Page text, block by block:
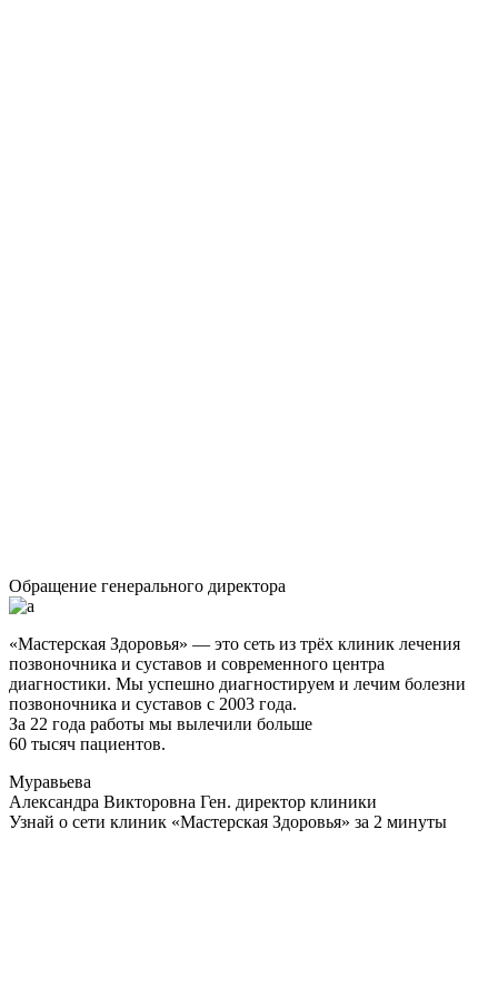
Обращение генерального директора
«Мастерская Здоровья» — это сеть из трёх клиник лечения
позвоночника и суставов и современного центра
диагностики. Мы успешно диагностируем и лечим болезни
позвоночника и суставов с 2003 года.
За 22 года работы мы вылечили больше
60 тысяч пациентов.
Муравьева
Александра Викторовна Ген. директор клиники
Узнай о сети клиник «Мастерская Здоровья» за 2 минуты